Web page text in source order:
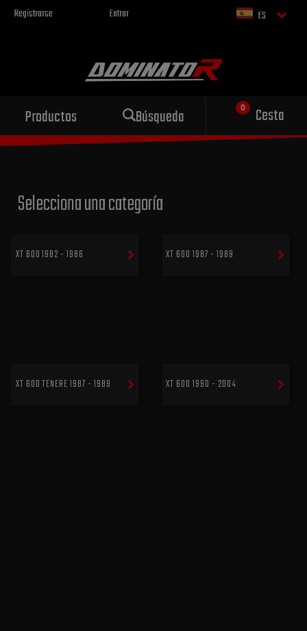
Registrarse Entrar ES
Productos Búsqueda Cesta
Escape deportivo
para tu motocicleta
Selecciona una categoría
XT 600 1982 - 1986 XT 600 1987 - 1989
XT 600 TENERE 1987 - 1989 XT 600 1990 - 2004